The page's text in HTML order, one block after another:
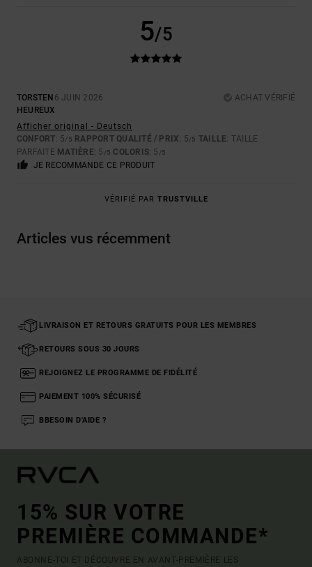
5/5
TORSTEN 6 JUIN 2026
ACHAT VÉRIFIÉ
HEUREUX
Afficher original - Deutsch
CONFORT: 5/5 RAPPORT QUALITÉ / PRIX: 5/5 TAILLE: TAILLE
PARFAITE MATIÈRE: 5 /5 COLORIS: 5 /5
JE RECOMMANDE CE PRODUIT
VÉRIFIÉ PAR TRUSTVILLE
Articles vus récemment
LIVRAISON ET RETOURS GRATUITS POUR LES MEMBRES
RETOURS SOUS 30 JOURS
REJOIGNEZ LE PROGRAMME DE FIDÉLITÉ
PAIEMENT 100% SÉCURISÉ
BBESOIN D'AIDE ?
15% SUR VOTRE
PREMIÈRE COMMANDE*
ABONNE-TOI ET DÉCOUVRE EN AVANT-PREMIÈRE LES